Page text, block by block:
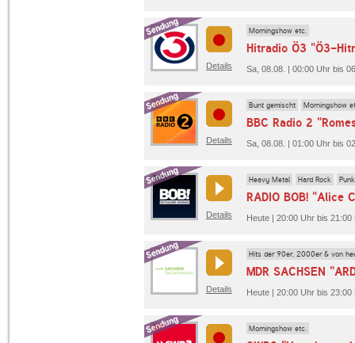
Details
Morningshow etc.
Hitradio Ö3 "Ö3-
Sa, 08.08. | 00:00 Uhr bis
Details
Bunt gemischt Morningshow
BBC Radio 2
Sa, 08.08. | 01:00 Uhr bis
Details
Heavy Metal Hard Rock
RADIO BOB! "Alice
Heute | 20:00 Uhr bis
Details
Hits der 90er, 2000er & von
MDR SACHSEN
Heute | 20:00 Uhr bis
Morningshow etc.